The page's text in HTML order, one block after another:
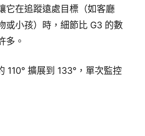
它在追蹤遠處目標（如客廳
或小孩）時，細節比 G3 的數
多。
110° 擴展到 133°，單次監控